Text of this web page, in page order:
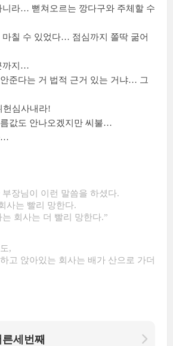
니라… 뻗쳐오르는 깡다구와 주체할 수
마칠 수 있었다… 점심까지 쫄딱 굶어
까지…
준다는 거 법적 근거 있는 거냐… 그
헌심사내라!
값도 안나오겠지만 씨불…
…
장님이 이런 말씀을 하셨다.
사는 빨리 망한다.
회사는 더 빨리 망한다.”
,
고 앉아있는 회사는 배가 산으로 가더
세번째